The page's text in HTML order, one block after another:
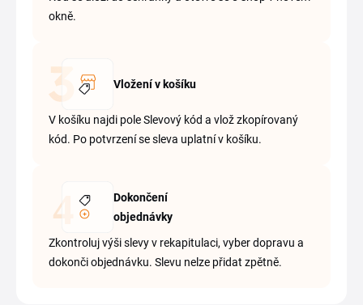
okně.
Vložení v košíku
V košíku najdi pole Slevový kód a vlož zkopírovaný
kód. Po potvrzení se sleva uplatní v košíku.
Dokončení
objednávky
Zkontroluj výši slevy v rekapitulaci, vyber dopravu a
dokonči objednávku. Slevu nelze přidat zpětně.